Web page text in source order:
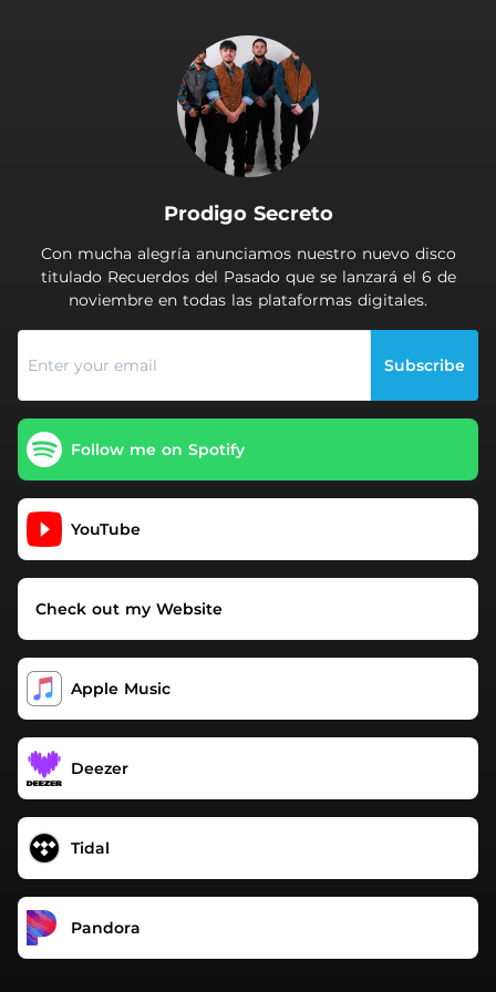
Prodigo Secreto
Con mucha alegría anunciamos nuestro nuevo disco
titulado Recuerdos del Pasado que se lanzará el 6 de
noviembre en todas las plataformas digitales.
Subscribe
Follow me on Spotify
YouTube
Check out my Website
Apple Music
Deezer
Tidal
Pandora